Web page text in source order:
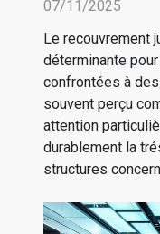
07/11/2025
Le recouvrement
déterminante
confrontées à
souvent perçu
attention
durablement la
structures